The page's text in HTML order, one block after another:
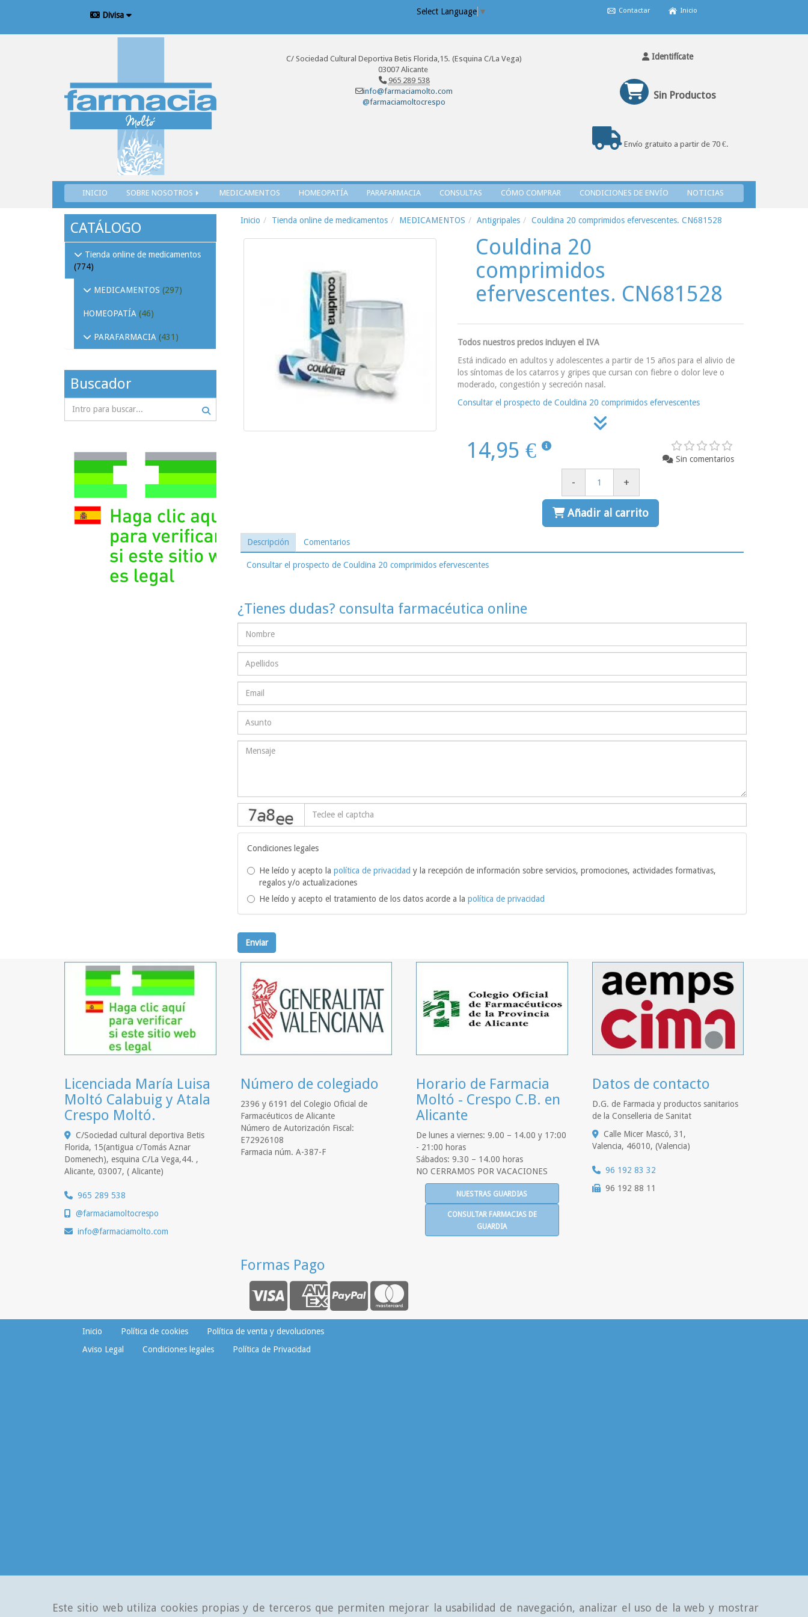
Este sitio web utiliza cookies propias y de terceros que permiten mejorar la usabilidad de navegación, analizar el uso de la web y mostrar
Divisa Select Language ▼ Contactar Inicio
C/ Sociedad Cultural Deportiva Betis Florida,15. (Esquina C/La Vega)
03007 Alicante
965 289 538
info@farmaciamolto.com
@farmaciamoltocrespo
Identifícate
Sin Productos
Envío gratuito a partir de 70 €.
INICIO SOBRE NOSOTROS MEDICAMENTOS HOMEOPATÍA PARAFARMACIA CONSULTAS CÓMO COMPRAR CONDICIONES DE ENVÍO NOTICIAS
Inicio Tienda online de medicamentos MEDICAMENTOS Antigripales Couldina 20 comprimidos efervescentes. CN681528
Couldina 20
comprimidos
efervescentes. CN681528
Todos nuestros precios incluyen el IVA
Está indicado en adultos y adolescentes a partir de 15 años para el alivio de
los síntomas de los catarros y gripes que cursan con fiebre o dolor leve o
moderado, congestión y secreción nasal.
Consultar el prospecto de Couldina 20 comprimidos efervescentes
14,95 € Sin comentarios
- +
Añadir al carrito
Descripción Comentarios
Consultar el prospecto de Couldina 20 comprimidos efervescentes
¿Tienes dudas? consulta farmacéutica online
Condiciones legales
He leído y acepto la política de privacidad y la recepción de información sobre servicios, promociones, actividades formativas,
regalos y/o actualizaciones
He leído y acepto el tratamiento de los datos acorde a la política de privacidad
Enviar
CATÁLOGO
Tienda online de medicamentos
(774)
MEDICAMENTOS (297)
HOMEOPATÍA (46)
PARAFARMACIA (431)
Buscador
Licenciada María Luisa
Moltó Calabuig y Atala
Crespo Moltó.
C/Sociedad cultural deportiva Betis
Florida, 15(antigua c/Tomás Aznar
Domenech), esquina C/La Vega,44. ,
Alicante, 03007, ( Alicante)
965 289 538
@farmaciamoltocrespo
info
farmaciamolto.com
Número de colegiado
2396 y 6191 del Colegio Oficial de
Farmacéuticos de Alicante
Número de Autorización Fiscal:
E72926108
Farmacia núm. A-387-F
Horario de Farmacia
Moltó - Crespo C.B. en
Alicante
De lunes a viernes: 9.00 – 14.00 y 17:00
- 21:00 horas
Sábados: 9.30 – 14.00 horas
NO CERRAMOS POR VACACIONES
NUESTRAS GUARDIAS
CONSULTAR FARMACIAS DE
GUARDIA
Datos de contacto
D.G. de Farmacia y productos sanitarios
de la Conselleria de Sanitat
Calle Micer Mascó, 31,
Valencia, 46010, (Valencia)
96 192 83 32
96 192 88 11
Formas Pago
Inicio Política de cookies
Política de venta y devoluciones
Aviso Legal
Condiciones legales Política de Privacidad